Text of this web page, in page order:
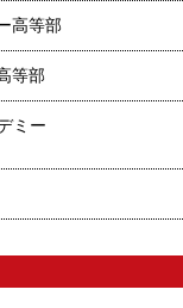
高等部
等部
ミー